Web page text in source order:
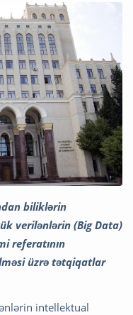
biliklərin
verilənlərin (Big Data)
referatının
üzrə tətqiqatlar
intellektual